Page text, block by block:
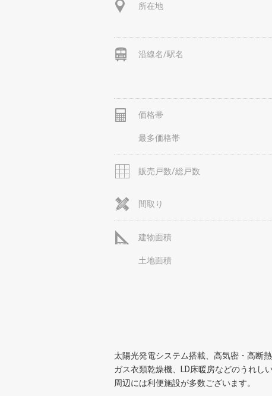
所在地
沿線名/駅名
価格帯
最多価格帯
販売戸数/総戸数
間取り
建物面積
土地面積
太陽光発電システム搭載、高気密・高断
ガス衣類乾燥機、LD床暖房などのうれし
周辺には利便施設が多数ございます。